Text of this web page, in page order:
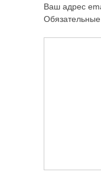
Ваш адрес